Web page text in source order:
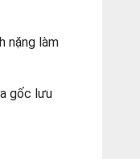
nặng làm
gốc lưu